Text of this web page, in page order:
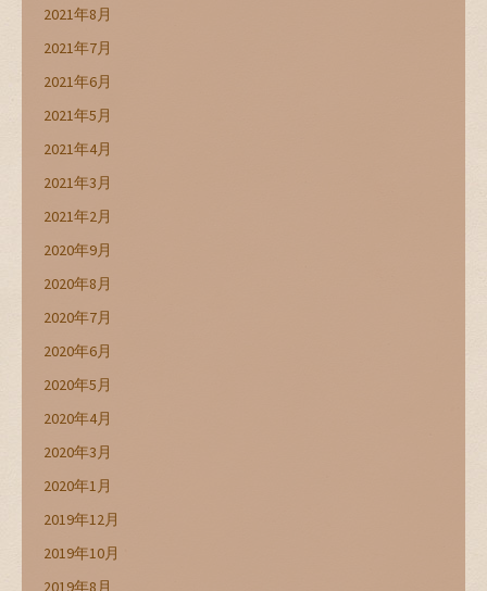
2021年8月
2021年7月
2021年6月
2021年5月
2021年4月
2021年3月
2021年2月
2020年9月
2020年8月
2020年7月
2020年6月
2020年5月
2020年4月
2020年3月
2020年1月
2019年12月
2019年10月
2019年8月